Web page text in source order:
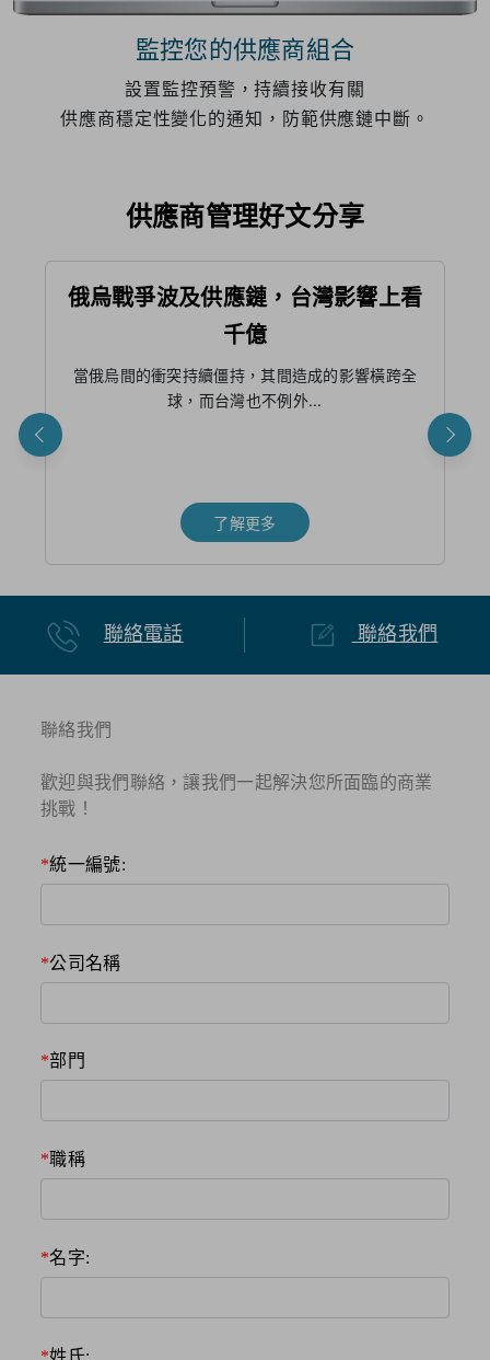
監控您的供應商組合
設置監控預警，持續接收有關
供應商穩定性變化的通知，防範供應鏈中斷。
供應商管理好文分享​
俄烏戰爭波及供應鏈，台灣影響上看
千億
當俄烏間的衝突持續僵持，其間造成的影響橫跨全
球，而台灣也不例外...
了解更多
聯絡電話 聯絡我們
聯絡我們
歡迎與我們聯絡，讓我們一起解決您所面臨的商業
挑戰！​
統一編號:
公司名稱
部門
職稱
名字:
姓氏: